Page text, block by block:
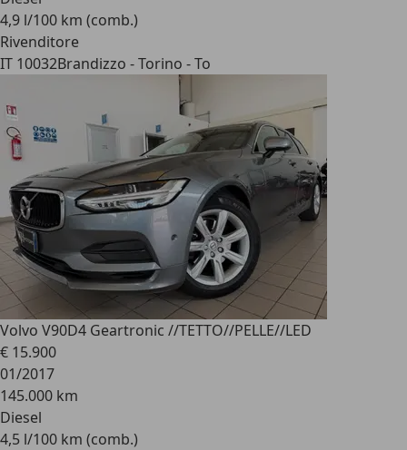
4,9 l/100 km (comb.)
Rivenditore
IT 10032Brandizzo - Torino - To
Volvo V90D4 Geartronic //TETTO//PELLE//LED
€ 15.900
01/2017
145.000 km
Diesel
4,5 l/100 km (comb.)